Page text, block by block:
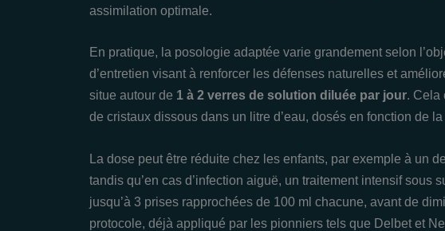
assimilation optimale.
En pratique, la posologie adaptée varie grandement selon
d’entretien visant à renforcer les défenses naturelles et
situe autour de 1 à 2 verres de solution diluée par jour. Cela
de cristaux dissous dans un litre d’eau, dosés en fonction de
La dose peut être réduite chez les enfants, par exemple à un
tandis qu’en cas d’infection aiguë, un traitement intensif sous
jusqu’à 3 prises rapprochées de 100 ml chacune, avant de
protocole, déjà appliqué par les pionniers tels que Delbet et